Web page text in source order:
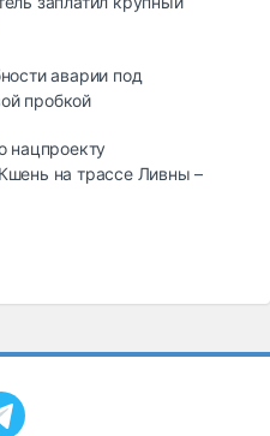
аварии под
пробкой
нацпроекту
на трассе Ливны –